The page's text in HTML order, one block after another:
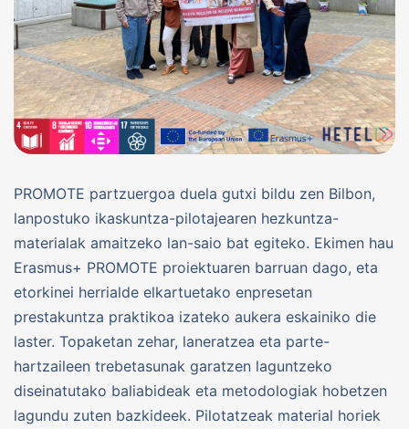
PROMOTE partzuergoa duela gutxi bildu zen Bilbon,
lanpostuko ikaskuntza-pilotajearen hezkuntza-
materialak amaitzeko lan-saio bat egiteko. Ekimen hau
Erasmus+ PROMOTE proiektuaren barruan dago, eta
etorkinei herrialde elkartuetako enpresetan
prestakuntza praktikoa izateko aukera eskainiko die
laster. Topaketan zehar, laneratzea eta parte-
hartzaileen trebetasunak garatzen laguntzeko
diseinatutako baliabideak eta metodologiak hobetzen
lagundu zuten bazkideek. Pilotatzeak material horiek